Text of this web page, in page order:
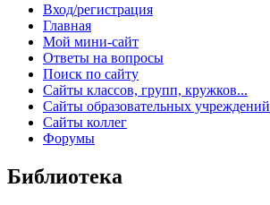
Вход/регистрация
Главная
Мой мини-сайт
Ответы на вопросы
Поиск по сайту
Сайты классов, групп, кружков...
Сайты образовательных учреждений
Сайты коллег
Форумы
Библиотека